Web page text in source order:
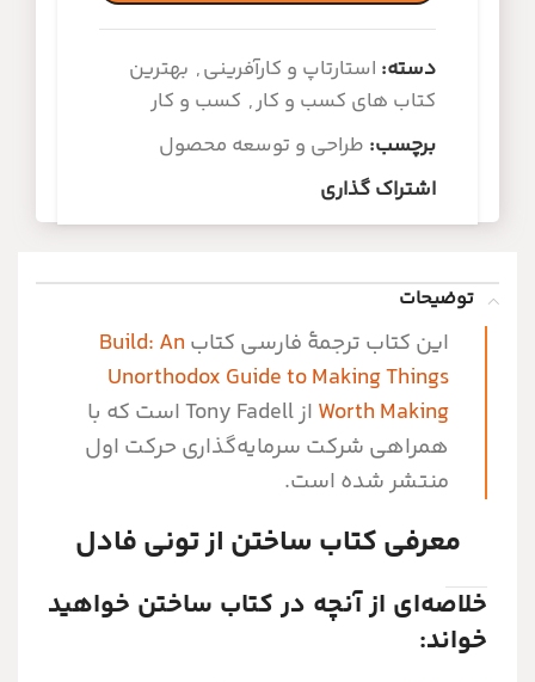
دسته: استارتاپ و کارآفرینی, بهترین
کتاب های کسب و کار, کسب و کار
برچسب: طراحی و توسعه محصول
اشتراک گذاری
توضیحات
این کتاب ترجمۀ فارسی کتاب Build: An
Unorthodox Guide to Making Things
Worth Making
از Tony Fadell است که با
همراهی شرکت سرمایه‌گذاری حرکت اول
منتشر شده است.
معرفی کتاب ساختن از تونی فادل
خلاصه‌ای از آنچه در کتاب ساختن خواهید
خواند: